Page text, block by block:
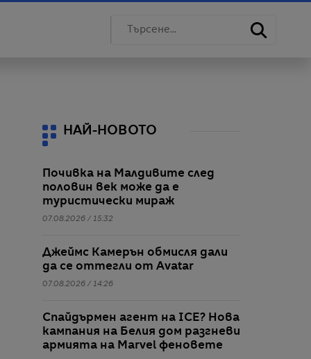
НАЙ-НОВОТО
Почивка на Малдивите след
половин век може да е
туристически мираж
07.08.2026 / 15:32
Джеймс Камерън обмисля дали
да се оттегли от Avatar
07.08.2026 / 14:26
Спайдърмен агент на ICE? Нова
кампания на Белия дом разгневи
армията на Marvel феновете